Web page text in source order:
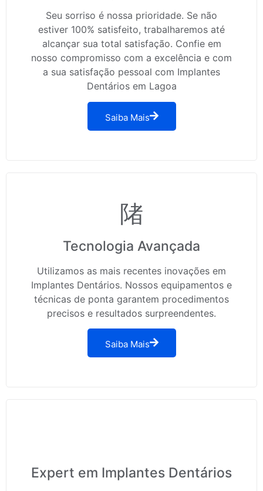
Seu sorriso é nossa prioridade. Se não
estiver 100% satisfeito, trabalharemos até
alcançar sua total satisfação. Confie em
nosso compromisso com a excelência e com
a sua satisfação pessoal com Implantes
Dentários em Lagoa
Saiba Mais
Tecnologia Avançada
Utilizamos as mais recentes inovações em
Implantes Dentários. Nossos equipamentos e
técnicas de ponta garantem procedimentos
precisos e resultados surpreendentes.
Saiba Mais
Expert em Implantes Dentários